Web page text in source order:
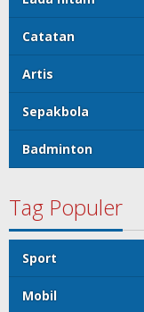
Catatan
Artis
Sepakbola
Badminton
Tag Populer
Sport
Mobil